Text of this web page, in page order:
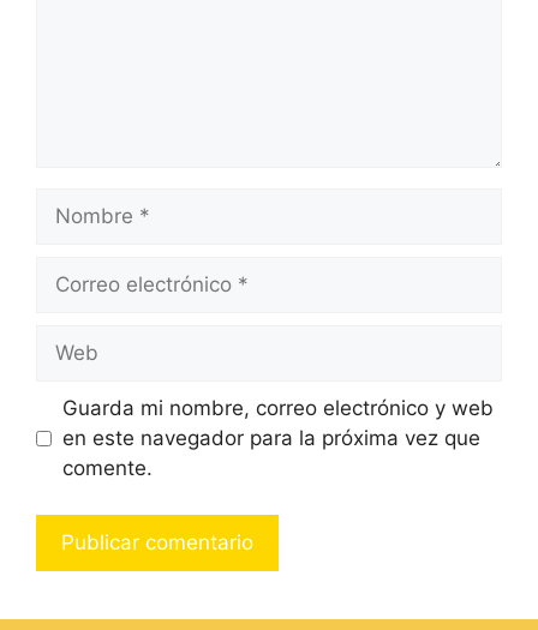
Guarda mi nombre, correo electrónico y web
en este navegador para la próxima vez que
comente.